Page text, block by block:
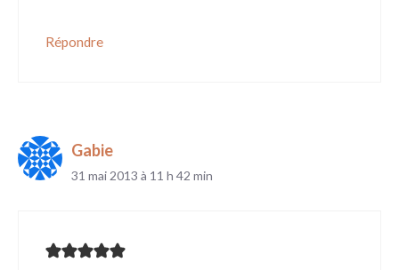
Répondre
Gabie
31 mai 2013 à 11 h 42 min